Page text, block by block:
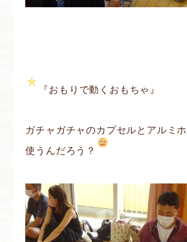
『おもりで動くおもちゃ』
ガチャガチャのカプセルとアルミ
使うんだろう？